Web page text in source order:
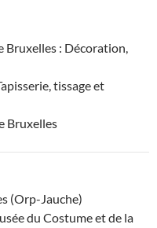
Bruxelles : Décoration,
tissage et
Bruxelles
(Orp-Jauche)
du Costume et de la